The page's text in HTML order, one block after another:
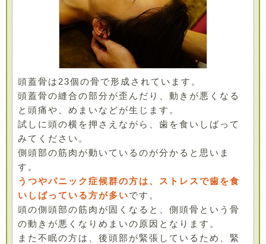
頭蓋骨は23個の骨で形成されています。
頭蓋骨の縫合の部分が歪んだり、動きが悪くなる
と頭痛や、めまいなどが生じます。
試しに頭の横を押さえながら、歯を食いしばって
みてください。
側頭部の筋肉が動いているのが分かると思いま
す。
うつやパニック症候群の方は、ストレスで歯を食
いしばっている方が多いです。
頭の側頭部の筋肉が固くなると、側頭骨という骨
の動きが悪くなりめまいの原因となります。
また不眠の方は、後頭部が緊張しているため、緊